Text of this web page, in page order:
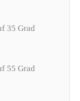
35 Grad
55 Grad